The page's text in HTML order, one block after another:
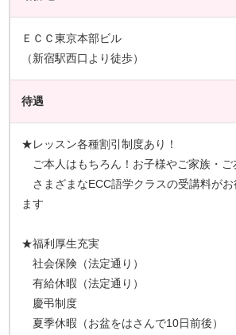
ＥＣＣ東京本部ビル
（新宿駅西口より徒歩）
待遇
★レッスン各種割引制度あり！
ご本人はもちろん！お子様やご家族・ご
さまざまなECC語学クラスの受講料がお
ます
★福利厚生充実
社会保険（法定通り）
有給休暇（法定通り）
慶弔制度
夏季休暇（お盆をはさんで10日前後）